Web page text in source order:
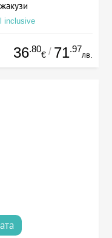
inclusive
36.80
€ / 71.97
лв.